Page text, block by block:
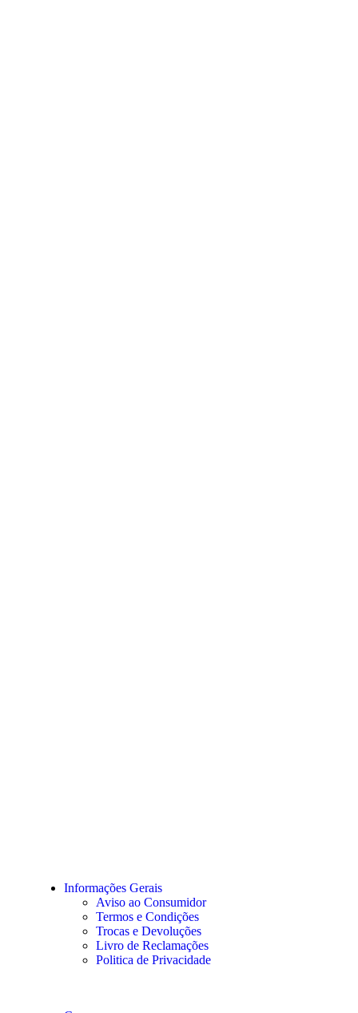
Informações Gerais
Aviso ao Consumidor
Termos e Condições
Trocas e Devoluções
Livro de Reclamações
Politica de Privacidade